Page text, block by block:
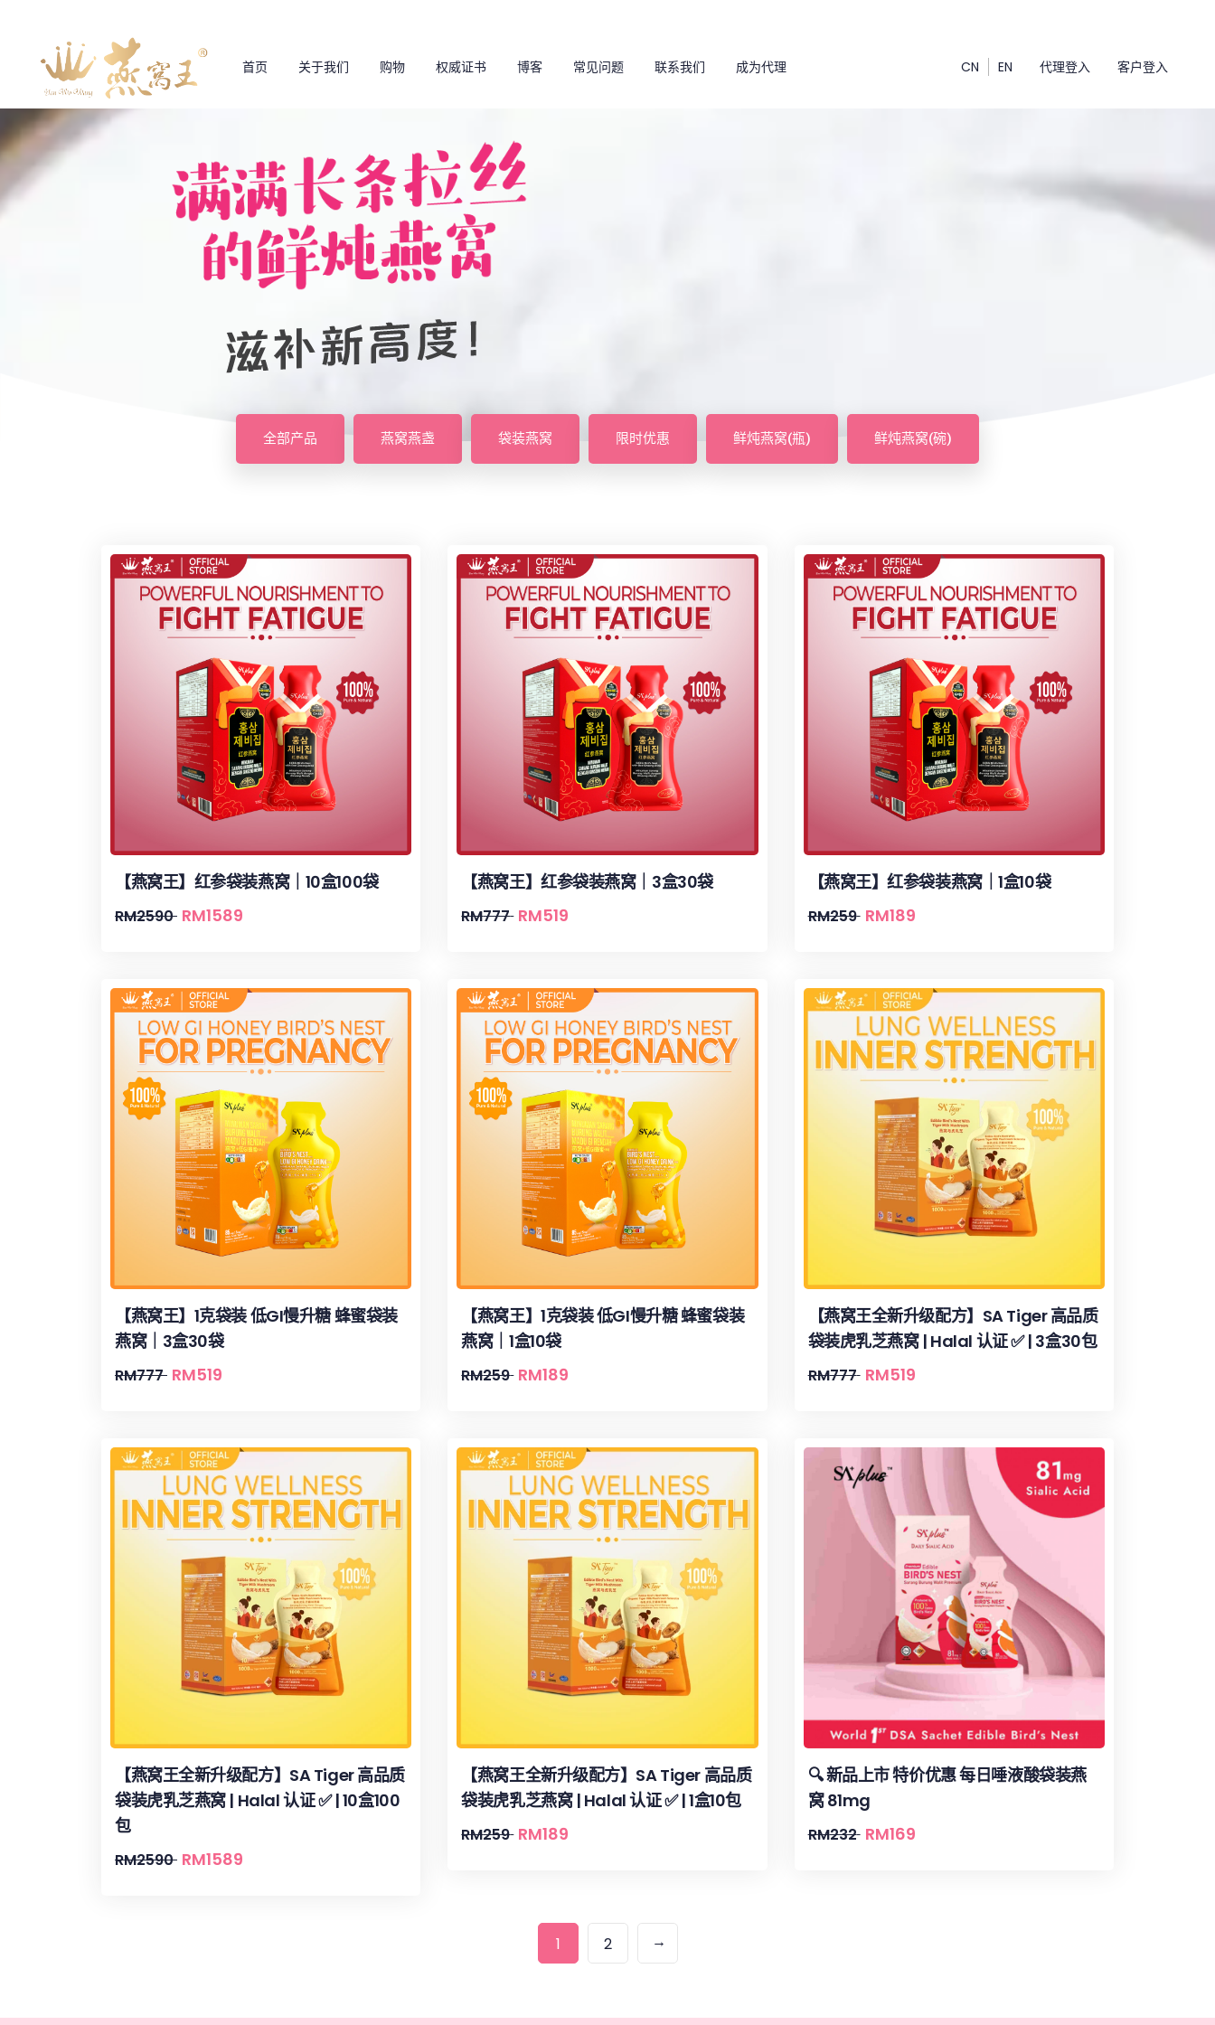
首页 关于我们 购物 权威证书 博客 常见问题 联系我们 客户登入
代理登入
成为代理 EN
CN
全部产品 燕窝燕盏 袋装燕窝 限时优惠 鲜炖燕窝(瓶) 鲜炖燕窝(碗)
【燕窝王】红参袋装燕窝｜10盒100袋
RM2590 RM1589
【燕窝王】红参袋装燕窝｜3盒30袋
RM777 RM519
【燕窝王】红参袋装燕窝｜1盒10袋
RM259 RM189
【燕窝王】1克袋装 低GI慢升糖 蜂蜜袋装
燕窝｜3盒30袋
RM777 RM519
【燕窝王】1克袋装 低GI慢升糖 蜂蜜袋装
燕窝｜1盒10袋
RM259 RM189
【燕窝王全新升级配方】SA Tiger 高品质
袋装虎乳芝燕窝 | Halal 认证 ✅ | 3盒30包
RM777 RM519
【燕窝王全新升级配方】SA Tiger 高品质
袋装虎乳芝燕窝 | Halal 认证 ✅ | 10盒100
包
RM2590 RM1589
【燕窝王全新升级配方】SA Tiger 高品质
袋装虎乳芝燕窝 | Halal 认证 ✅ | 1盒10包
RM259 RM189
🔍 新品上市 特价优惠 每日唾液酸袋装燕
窝 81mg
RM232 RM169
1 2 →